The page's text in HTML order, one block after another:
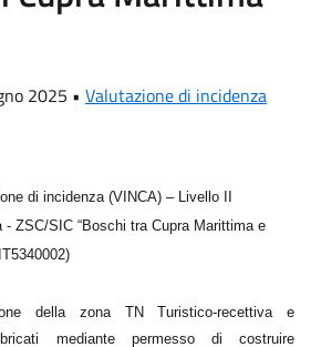
2025 • Valutazione di incidenza
di incidenza (VINCA) – Livello II
- ZSC/SIC “Boschi tra Cupra Marittima e
della zona TN Turistico-recettiva e
mediante permesso di costruire